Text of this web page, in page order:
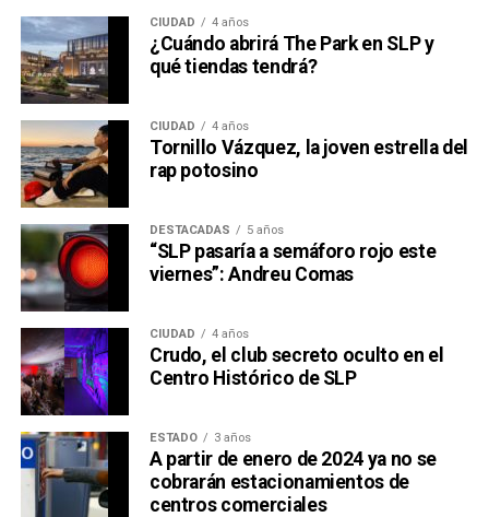
CIUDAD 4 años
¿Cuándo abrirá The Park en SLP y
qué tiendas tendrá?
CIUDAD 4 años
Tornillo Vázquez, la joven estrella del
rap potosino
DESTACADAS 5 años
“SLP pasaría a semáforo rojo este
viernes”: Andreu Comas
CIUDAD 4 años
Crudo, el club secreto oculto en el
Centro Histórico de SLP
ESTADO 3 años
A partir de enero de 2024 ya no se
cobrarán estacionamientos de
centros comerciales